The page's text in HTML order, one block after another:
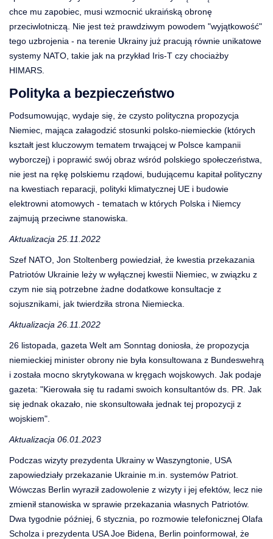
chce mu zapobiec, musi wzmocnić ukraińską obronę
przeciwlotniczą. Nie jest też prawdziwym powodem "wyjątkowość"
tego uzbrojenia - na terenie Ukrainy już pracują równie unikatowe
systemy NATO, takie jak na przykład Iris-T czy chociażby
HIMARS.
Polityka a bezpieczeństwo
Podsumowując, wydaje się, że czysto polityczna propozycja
Niemiec, mająca załagodzić stosunki polsko-niemieckie (których
kształt jest kluczowym tematem trwającej w Polsce kampanii
wyborczej) i poprawić swój obraz wśród polskiego społeczeństwa,
nie jest na rękę polskiemu rządowi, budującemu kapitał polityczny
na kwestiach reparacji, polityki klimatycznej UE i budowie
elektrowni atomowych - tematach w których Polska i Niemcy
zajmują przeciwne stanowiska.
Aktualizacja 25.11.2022
Szef NATO, Jon Stoltenberg powiedział, że kwestia przekazania
Patriotów Ukrainie leży w wyłącznej kwestii Niemiec, w związku z
czym nie sią potrzebne żadne dodatkowe konsultacje z
sojusznikami, jak twierdziła strona Niemiecka.
Aktualizacja 26.11.2022
26 listopada, gazeta Welt am Sonntag doniosła, że propozycja
niemieckiej minister obrony nie była konsultowana z Bundeswehrą
i została mocno skrytykowana w kręgach wojskowych. Jak podaje
gazeta: "Kierowała się tu radami swoich konsultantów ds. PR. Jak
się jednak okazało, nie skonsultowała jednak tej propozycji z
wojskiem".
Aktualizacja 06.01.2023
Podczas wizyty prezydenta Ukrainy w Waszyngtonie, USA
zapowiedziały przekazanie Ukrainie m.in. systemów Patriot.
Wówczas Berlin wyraził zadowolenie z wizyty i jej efektów, lecz nie
zmienił stanowiska w sprawie przekazania własnych Patriotów.
Dwa tygodnie później, 6 stycznia, po rozmowie telefonicznej Olafa
Scholza i prezydenta USA Joe Bidena, Berlin poinformował, że